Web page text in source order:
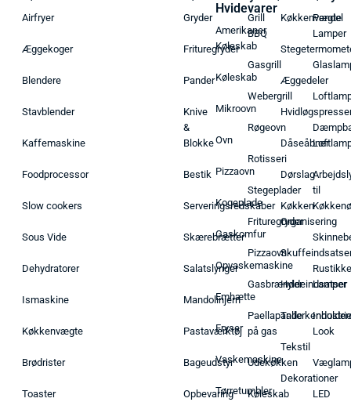
Airfryer
Æggekoger
Blendere
Stavblender
Kaffemaskine
Foodprocessor
Slow cookers
Sous Vide
Dehydratorer
Ismaskine
Køkkenvægte
Brødrister
Toaster
Gryder
Frituregryder
Pander
Knive
&
Blokke
Bestik
Serveringsredskaber
Skærebrætter
Salatslynger
Mandolinjern
Pastaværktøj
Bageudstyr
Opbevaring
Hvidevarer
Amerikaner
Køleskab
Køleskab
Mikroovn
Ovn
Pizzaovn
Kogeplade
Gaskomfur
Opvaskemaskine
Emhætte
Fryser
Vaskemaskine
Tørretumbler
Grill
BBQ
Gasgrill
Webergrill
Røgeovn
Rotisseri
Stegeplader
Frituregryder
Pizzaovn
Gasbrænder
Paellapande
på gas
Udekøkken
Køleskab
Køkkenvægte
Æggedeler
Dåseåbner
Dørslag
Køkken
Organisering
Hyldeindsatser
Tekstil
Dekorationer
Pendel
Lamper
til
Rustikke
Lamper
Look
LED